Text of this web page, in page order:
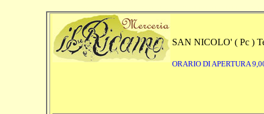
SAN NICOLO' ( Pc )
ORARIO DI APERTURA